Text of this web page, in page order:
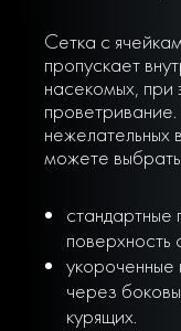
Сетка с
пропускает
насекомых, при
нежелательных
можете
стандартные
поверхность
через
курящих.